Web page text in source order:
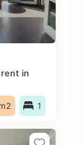
in
1